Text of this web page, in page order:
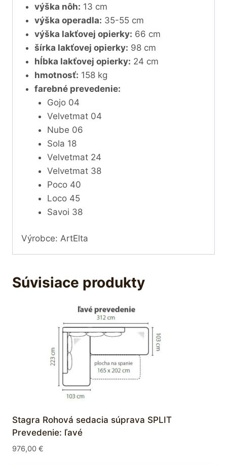
výška nôh: 13 cm
výška operadla: 35-55 cm
výška lakťovej opierky: 66 cm
šírka lakťovej opierky: 98 cm
hĺbka lakťovej opierky: 24 cm
hmotnosť: 158 kg
farebné prevedenie:
Gojo 04
Velvetmat 04
Nube 06
Sola 18
Velvetmat 24
Velvetmat 38
Poco 40
Loco 45
Savoi 38
Výrobce: ArtElta
Súvisiace produkty
Stagra Rohová sedacia súprava SPLIT
Prevedenie: ľavé
976,00 €